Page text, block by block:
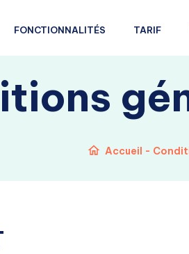
FONCTIONNALITÉS TARIF
Accueil -